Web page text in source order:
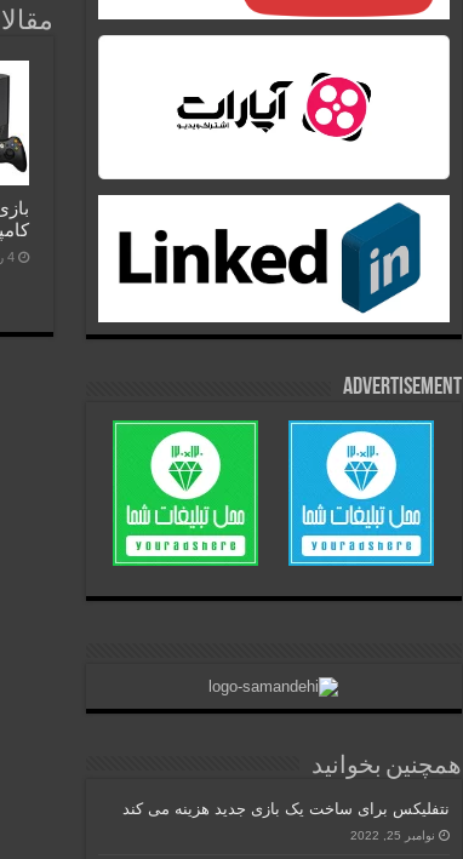
4 روز قبل
Advertisement
همچنین بخوانید
نتفلیکس برای ساخت یک بازی جدید هزینه می کند
نوامبر 25, 2022